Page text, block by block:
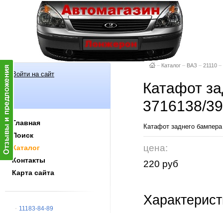
Войти на сайт
Главная
Поиск
Каталог
Контакты
Карта сайта
11183-84-89
– Каталог – ВАЗ – 21110 –
Катафот
3716138/
Катафот заднего
цена:
220 руб